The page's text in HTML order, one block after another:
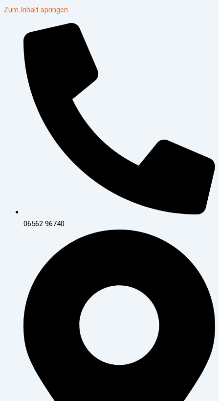
Zum Inhalt springen
06562 96740